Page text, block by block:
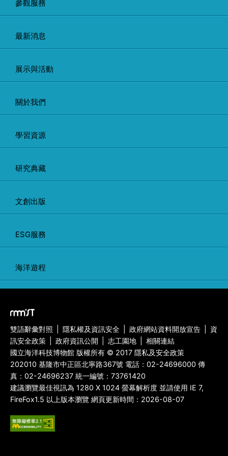
參觀服務
最新消息
展示與活動
關於我們
學習資源
研究典藏
文創出版
ESG服務
海洋遊程
雙語辭彙對照 隱私權及資訊安全 政府網站資料開放宣告
資
訊安全政策
政府資訊公開 志工園地
相關連結
國立海洋科技博物館 版權所有 © 2017 隱私及安全政策
202010 基隆市中正區北寧路367號 電話： 02-24696000 傳
真： 02-24696237 統一編號：73761420
建議瀏覽最佳視訊為 1280 X 1024 螢幕解析度 並請使用 IE 7,
FireFox1.5 以上版本瀏覽 網頁更新時間：2026-08-07